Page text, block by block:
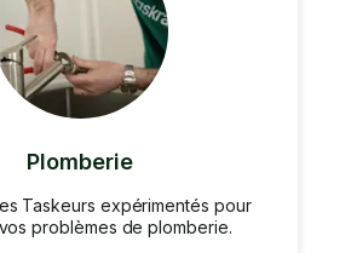
Plomberie
Taskeurs expérimentés pour
problèmes de plomberie.